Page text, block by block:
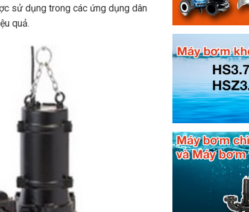
sử dụng trong các ứng dụng dân
quả.